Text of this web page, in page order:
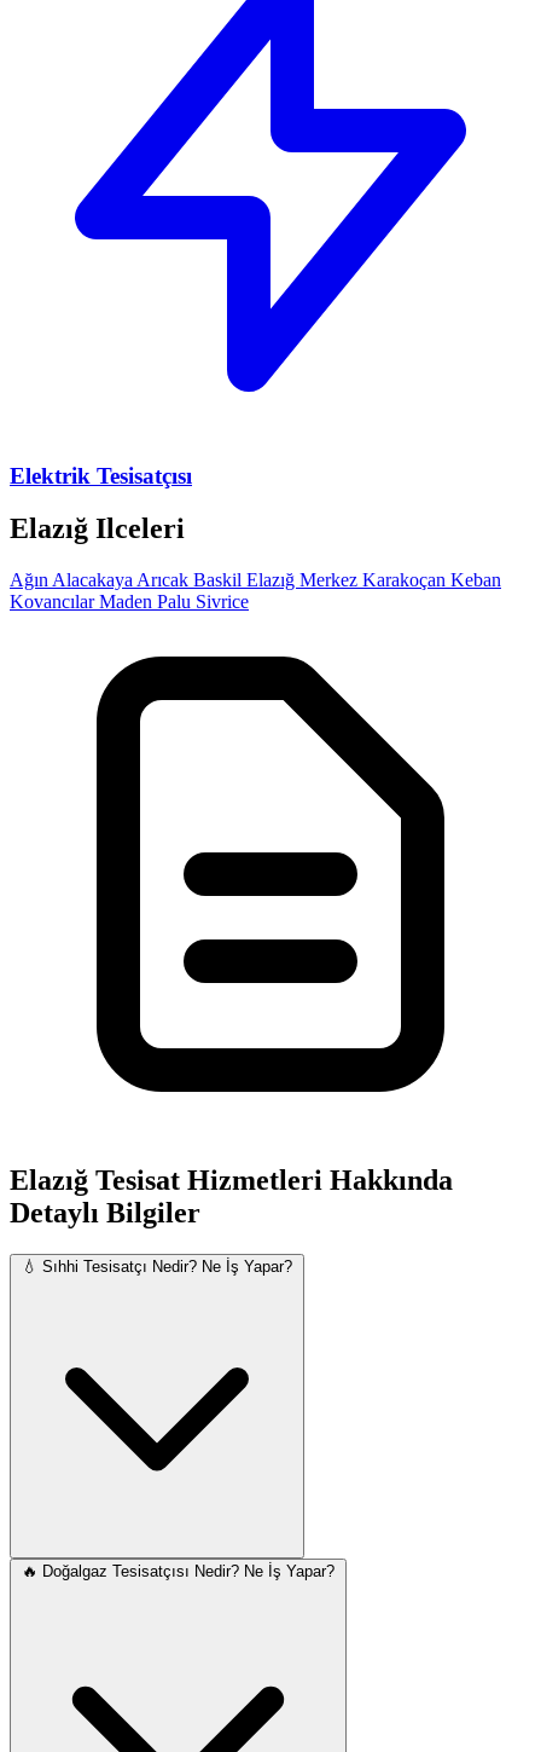
Elektrik Tesisatçısı
Elazığ Ilceleri
Ağın Alacakaya Arıcak Baskil Elazığ Merkez Karakoçan Keban
Kovancılar Maden Palu Sivrice
Elazığ Tesisat Hizmetleri Hakkında
Detaylı Bilgiler
💧 Sıhhi Tesisatçı Nedir? Ne İş Yapar?
🔥 Doğalgaz Tesisatçısı Nedir? Ne İş Yapar?